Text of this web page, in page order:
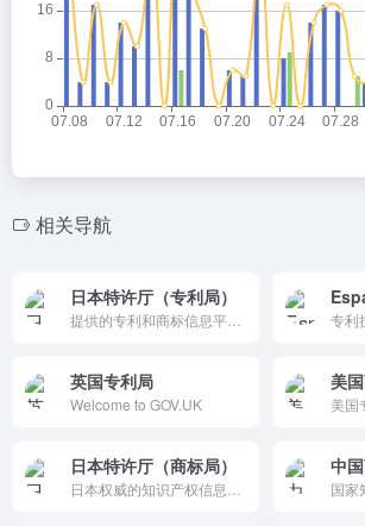
相关导航
日本特许厅（专利局）
专利
英国专利局
Welcome to GOV.UK
美
日本特许厅（商标局） 中